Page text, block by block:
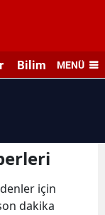
Bilim veMENÜ
için
dakika